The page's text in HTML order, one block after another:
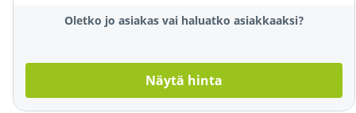
asennettava
Oletko jo asiakas vai haluatko asiakkaaksi?
Näytä hinta